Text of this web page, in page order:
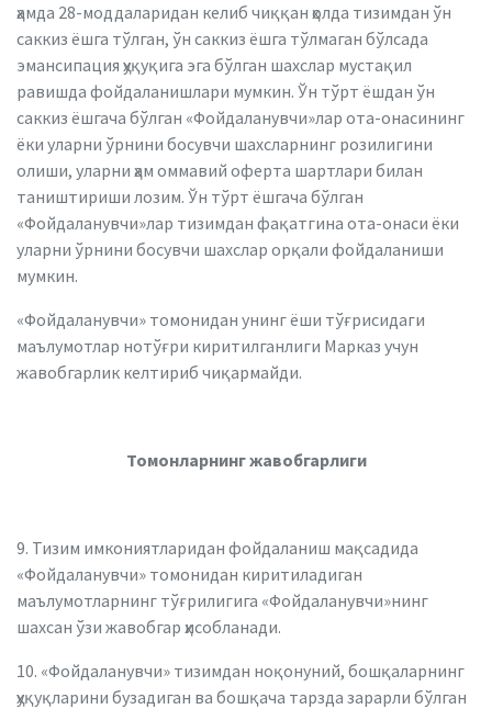
ҳамда 28-моддаларидан келиб чиққан ҳолда тизимдан ўн
саккиз ёшга тўлган, ўн саккиз ёшга тўлмаган бўлсада
эмансипация ҳуқуқига эга бўлган шахслар мустақил
равишда фойдаланишлари мумкин. Ўн тўрт ёшдан ўн
саккиз ёшгача бўлган «Фойдаланувчи»лар ота-онасининг
ёки уларни ўрнини босувчи шахсларнинг розилигини
олиши, уларни ҳам оммавий оферта шартлари билан
таништириши лозим. Ўн тўрт ёшгача бўлган
«Фойдаланувчи»лар тизимдан фақатгина ота-онаси ёки
уларни ўрнини босувчи шахслар орқали фойдаланиши
мумкин.
«Фойдаланувчи» томонидан унинг ёши тўғрисидаги
маълумотлар нотўғри киритилганлиги Марказ учун
жавобгарлик келтириб чиқармайди.
Томонларнинг жавобгарлиги
9. Тизим имкониятларидан фойдаланиш мақсадида
«Фойдаланувчи» томонидан киритиладиган
маълумотларнинг тўғрилигига «Фойдаланувчи»нинг
шахсан ўзи жавобгар ҳисобланади.
10. «Фойдаланувчи» тизимдан ноқонуний, бошқаларнинг
ҳуқуқларини бузадиган ва бошқача тарзда зарарли бўлган